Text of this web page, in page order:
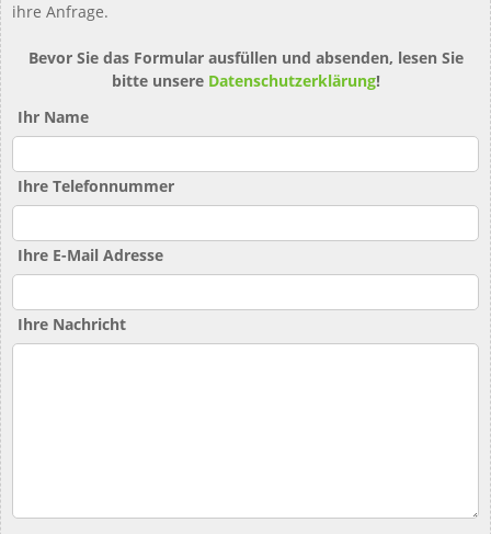
ihre Anfrage.
Bevor Sie das Formular ausfüllen und absenden, lesen Sie
bitte unsere Datenschutzerklärung!
Ihr Name
Ihre Telefonnummer
Ihre E-Mail Adresse
Ihre Nachricht